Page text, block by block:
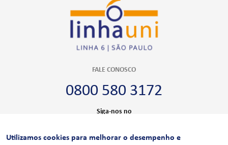
FALE CONOSCO
0800 580 3172
Siga-nos no
Utilizamos cookies para melhorar o desempenho e